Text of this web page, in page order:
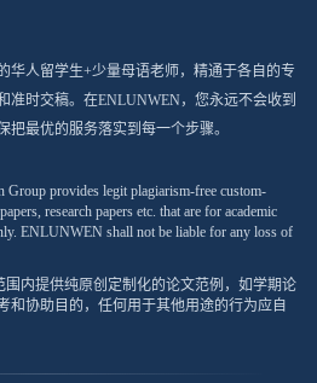
华人留学生+少量母语老师，精通于各自的专
准时交稿。在ENLUNWEN，您永远不会收到
最优的服务落实到每一个步骤。
provides legit plagiarism-free custom-
research papers etc. that are for academic
ENLUNWEN shall not be liable for any loss of
内提供纯原创定制化的论文范例，如学期论
和协助目的，任何用于其他用途的行为应自